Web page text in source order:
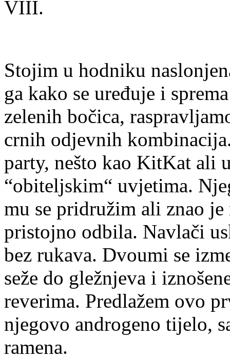
VIII.
Stojim u hodniku
ga kako se uređuje i
zelenih bočica,
crnih odjevnih
party, nešto kao KitKat ali
“obiteljskim“ uvjetima.
mu se pridružim ali znao
pristojno odbila. Navlači
bez rukava. Dvoumi se
seže do gležnjeva i
reverima. Predlažem ovo
njegovo androgeno tijelo,
ramena.